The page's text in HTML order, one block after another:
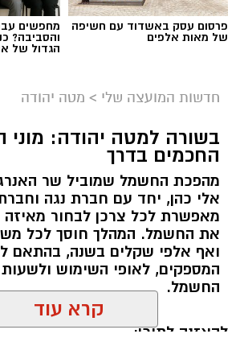
פרסום עסק באשדוד עם חשיפה
של מאות אלפים
מחפשים
והסביבה?
הגדול של
חדשות המועצה שלי > מטה יהודה
בשורה למטה יהודה:
החכמים בדרך
מהפכת החשמל שמוביל שר
אלי כהן, יחד עם חברת נגה
מאפשרת לכל צרכן לבחור
את החשמל. המהלך חוסך לכל
ואף אלפי שקלים בשנה, בהתאם
המספקים, לאופי השימוש
החשמל.
להאזנה לתוכן:
קרא עוד